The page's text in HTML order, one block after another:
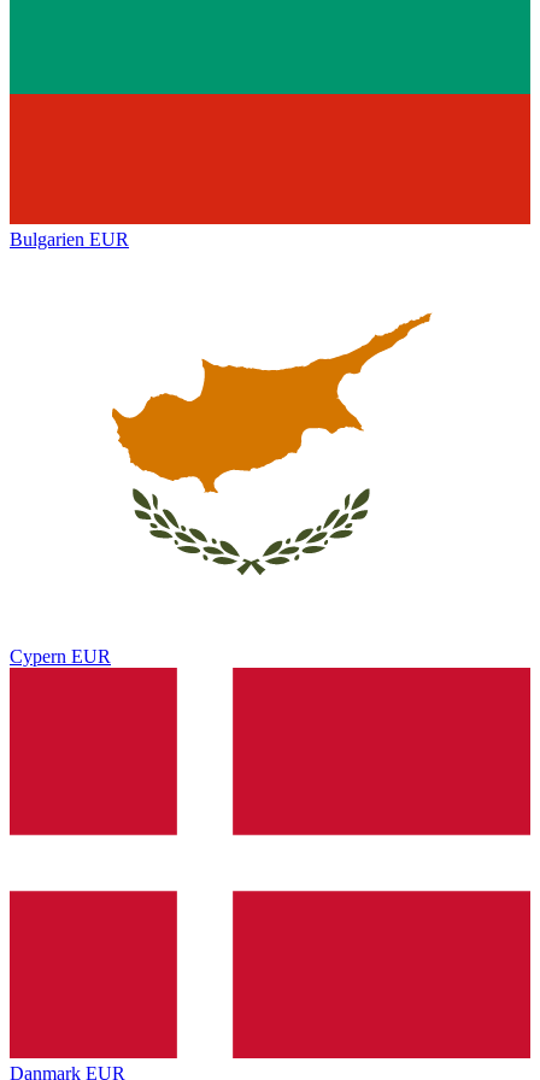
Bulgarien EUR
Cypern EUR
Danmark EUR